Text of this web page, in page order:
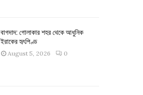
বাগদাদ: গোলাকার শহর থেকে আধুনিক
ইরাকের হৃৎপিণ্ড
August 5, 2026 0